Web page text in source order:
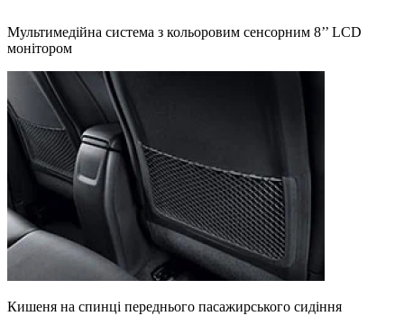
Мультимедійна система з кольоровим сенсорним 8’’ LCD
монітором
Кишеня на спинці переднього пасажирського сидіння